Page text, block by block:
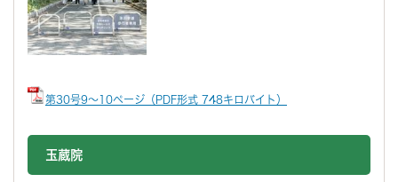
第30号9～10ページ（PDF形式 748キロバイト）
玉蔵院